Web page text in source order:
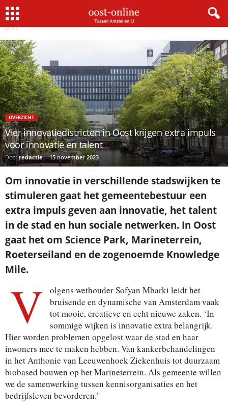
Home
Vier innovatiedistricten in Oost krijgen extra impuls voor innovatie en
talent
OVERZICHT
Vier innovatiedistricten in Oost krijgen extra impuls
voor innovatie en talent
Door redactie- 15 november 2023
Om innovatie in verschillende stadswijken te
stimuleren gaat het gemeentebestuur een
extra impuls geven aan innovatie, het talent
in de stad en hun sociale netwerken. In Oost
gaat het om Science Park, Marineterrein,
Roeterseiland en de zogenoemde Knowledge
Mile.
V
olgens wethouder Sofyan Mbarki leidt het
bruisende en dynamische van Amsterdam vaak
tot mooie, creatieve en echt nieuwe zaken. ‘In
sommige wijken is innovatie extra belangrijk.
Hier worden problemen opgelost waar de stad en haar
inwoners mee te maken hebben. Van kankerbehandelingen
in het Anthonie van Leeuwenhoek Ziekenhuis tot duurzaam
biobased bouwen op het Marineterrein. Als gemeente willen
we de samenwerking tussen kennisorganisaties en het
bedrijfsleven bevorderen.’